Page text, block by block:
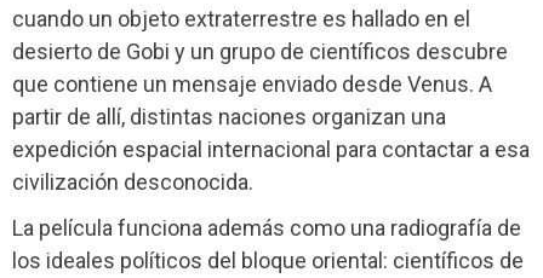
cuando un objeto extraterrestre es hallado en el
desierto de Gobi y un grupo de científicos descubre
que contiene un mensaje enviado desde Venus. A
partir de allí, distintas naciones organizan una
expedición espacial internacional para contactar a esa
civilización desconocida.
La película funciona además como una radiografía de
los ideales políticos del bloque oriental: científicos de